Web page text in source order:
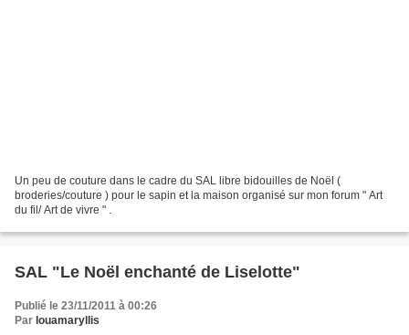
Un peu de couture dans le cadre du SAL libre bidouilles de Noël (
broderies/couture ) pour le sapin et la maison organisé sur mon forum " Art
du fil/ Art de vivre " .
SAL "Le Noël enchanté de Liselotte"
Publié le 23/11/2011 à 00:26
Par louamaryllis